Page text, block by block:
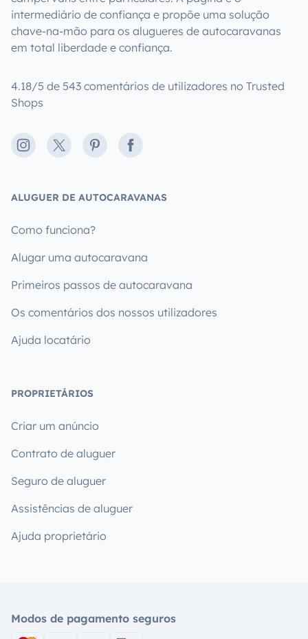
intermediário de confiança e propõe uma solução
chave-na-mão para os alugueres de autocaravanas
em total liberdade e confiança.
4.18/5 de 543 comentários de utilizadores no Trusted
Shops
Instagram
X PinterestFacebook
ALUGUER DE AUTOCARAVANAS
Como funciona?
Alugar uma autocaravana
Primeiros passos de autocaravana
Os comentários dos nossos utilizadores
Ajuda locatário
PROPRIETÁRIOS
Criar um anúncio
Contrato de aluguer
Seguro de aluguer
Assistências de aluguer
Ajuda proprietário
Modos de pagamento seguros